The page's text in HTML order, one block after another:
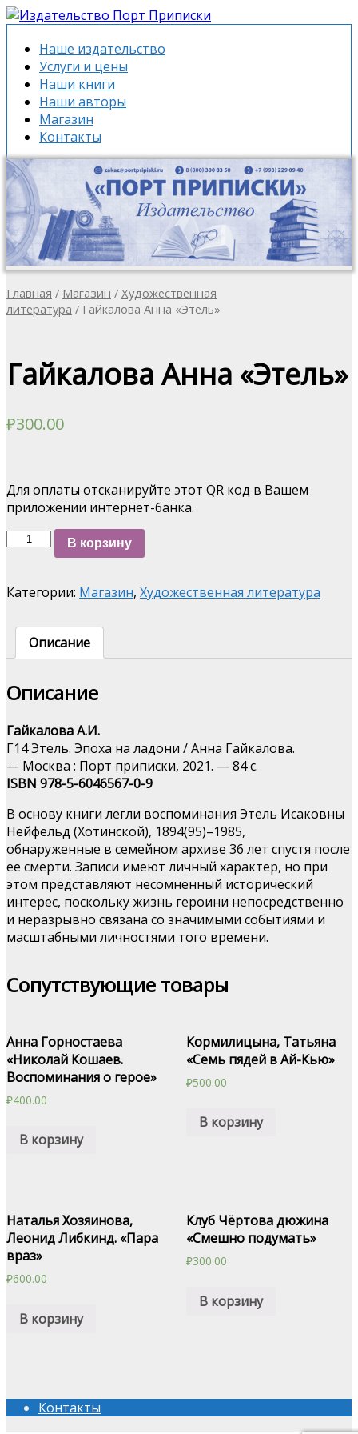
Наше издательство
Услуги и цены
Наши книги
Наши авторы
Магазин
Контакты
Главная / Магазин / Художественная
литература / Гайкалова Анна «Этель»
Гайкалова Анна «Этель»
₽300.00
Для оплаты отсканируйте этот QR код в Вашем
приложении интернет-банка.
Количество
Гайкалова
"Этель"
В корзину
Категории: Магазин, Художественная литература
Описание
Описание
Гайкалова А.И.
Г14 Этель. Эпоха на ладони / Анна Гайкалова.
— Москва : Порт приписки, 2021. — 84 с.
ISBN 978-5-6046567-0-9
В основу книги легли воспоминания Этель Исаковны
Нейфельд (Хотинской), 1894(95)–1985,
обнаруженные в семейном архиве 36 лет спустя после
ее смерти. Записи имеют личный характер, но при
этом представляют несомненный исторический
интерес, поскольку жизнь героини непосредственно
и неразрывно связана со значимыми событиями и
масштабными личностями того времени.
Сопутствующие товары
Анна Горностаева
«Николай Кошаев.
Воспоминания о герое»
₽400.00
В корзину
Кормилицына, Татьяна
«Семь пядей в Ай-Кью»
₽500.00
В корзину
Наталья Хозяинова,
Леонид Либкинд. «Пара
враз»
₽600.00
В корзину
Клуб Чёртова дюжина
«Смешно подумать»
₽300.00
В корзину
Контакты